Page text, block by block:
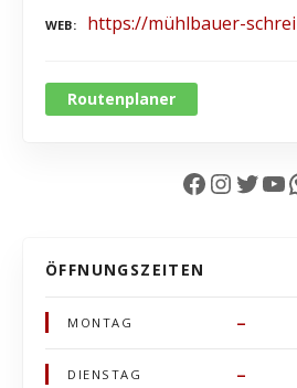
WEB https://mühlbauer-
Routenplaner
Facebook InstagramTwitter YouTube
ÖFFNUNGSZEITEN
MONTAG –
DIENSTAG –